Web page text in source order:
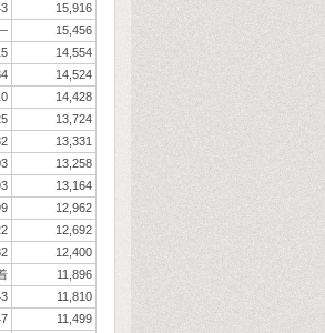
15,916
15,456
14,554
14,524
14,428
13,724
13,331
13,258
13,164
12,962
12,692
12,400
11,896
11,810
11,499